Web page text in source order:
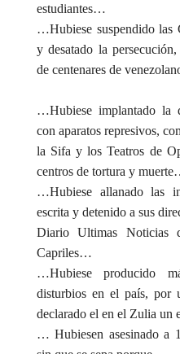
estudiantes…
…Hubiese suspendido las
y desatado la
de centenares de
…Hubiese implantado la
con aparatos represivos,
la Sifa y los Teatros de
centros de tortura y
…Hubiese allanado las
escrita y detenido a sus
Diario Ultimas Noticias
Capriles…
…Hubiese producido
disturbios en el país, por
declarado el en el Zulia un
… Hubiesen asesinado a